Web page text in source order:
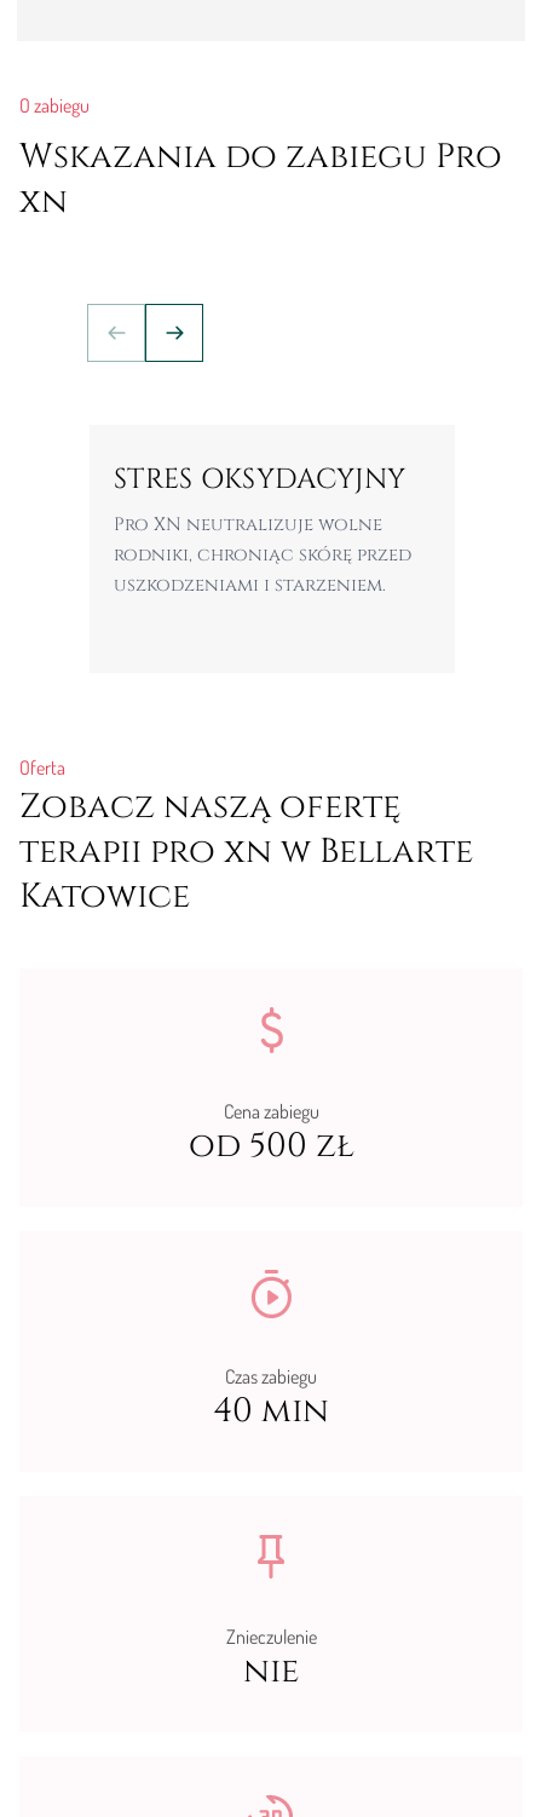
O zabiegu
Wskazania do zabiegu Pro
xn
STRES OKSYDACYJNY
Pro XN neutralizuje wolne
rodniki, chroniąc skórę przed
uszkodzeniami i starzeniem.
Oferta
Zobacz naszą ofertę
terapii pro xn w Bellarte
Katowice
Cena zabiegu
od 500 zł
Czas zabiegu
40 min
Znieczulenie
nie